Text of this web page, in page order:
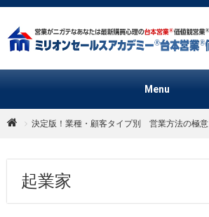
Menu
決定版！業種・顧客タイプ別 営業方法の極意
起業家